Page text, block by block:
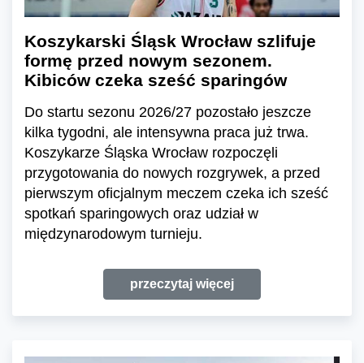
Koszykarski Śląsk Wrocław szlifuje
formę przed nowym sezonem.
Kibiców czeka sześć sparingów
Do startu sezonu 2026/27 pozostało jeszcze
kilka tygodni, ale intensywna praca już trwa.
Koszykarze Śląska Wrocław rozpoczęli
przygotowania do nowych rozgrywek, a przed
pierwszym oficjalnym meczem czeka ich sześć
spotkań sparingowych oraz udział w
międzynarodowym turnieju.
przeczytaj więcej